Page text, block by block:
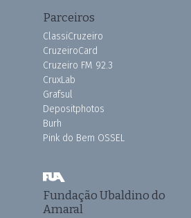
Parceiros
ClassiCruzeiro
CruzeiroCard
Cruzeiro FM 92.3
CruxLab
Grafsul
Depositphotos
Burh
Pink do Bem OSSEL
Fundação Ubaldino do
Amaral